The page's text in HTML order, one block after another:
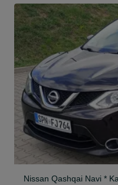
Nissan Qashqai Navi *